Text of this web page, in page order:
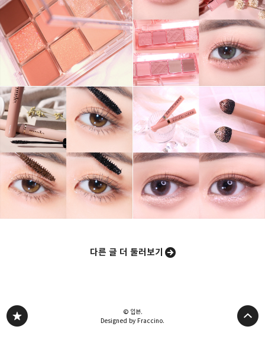
몸도 마음도 모두 예뻐지기 위한 그녀의 영혼을 갈아만든
블로그
구독하기
구독하기 카카오톡 트위터
카카오스토리 밴드
다른 글 더 둘러보기
© 입븐.
Designed by Fraccino.